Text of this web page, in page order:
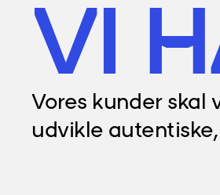
VI
Vores kunder
udvikle